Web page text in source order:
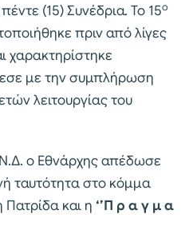
(15) Συνέδρια. Το 15ο
πριν από λίγες
χαρακτηρίστηκε
με την συμπλήρωση
λειτουργίας του
ο Εθνάρχης απέδωσε
ταυτότητα στο κόμμα
και η ‘’Π ρ α γ μ α